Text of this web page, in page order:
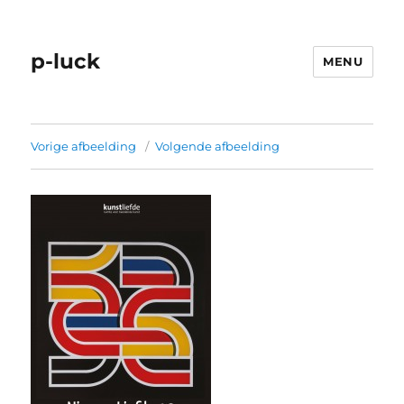
p-luck MENU
Vorige afbeelding Volgende afbeelding